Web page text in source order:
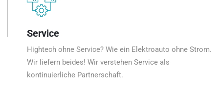
Service
Hightech ohne Service? Wie ein Elektroauto ohne Strom.
Wir liefern beides! Wir verstehen Service als
kontinuierliche Partnerschaft.